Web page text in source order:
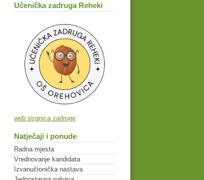
Učenička zadruga Reheki
web stranica zadruge
Natječaji i ponude
Radna mjesta
Vrednovanje kandidata
Izvanučionička nastava